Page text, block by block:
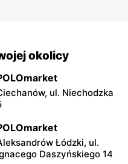
okolicy
ul. Niechodzka
Łódzki, ul.
Daszyńskiego 14